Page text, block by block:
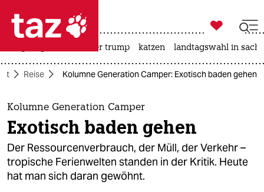
 taz zahl ich
taz zahl ich
themen
politik
öko

taz zahl ich
usa unter trump katzen landtagswahl in
Reise Kolumne Generation Camper: Exotisch baden gehen
Kolumne Generation Camper
Exotisch baden gehen
Der Ressourcenverbrauch, der Müll, der Verkehr –
tropische Ferienwelten standen in der Kritik. Heute
hat man sich daran gewöhnt.